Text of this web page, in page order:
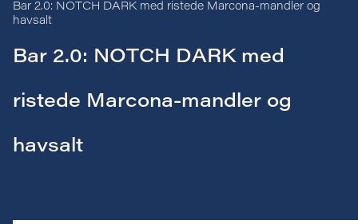
Bar 2.0: NOTCH DARK med ristede Marcona-mandler og
havsalt
Bar 2.0: NOTCH DARK med
ristede Marcona-mandler og
havsalt